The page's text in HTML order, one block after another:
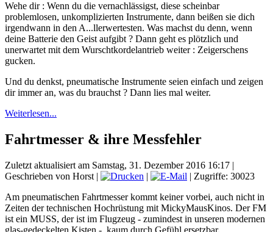
Wehe dir : Wenn du die vernachlässigst, diese scheinbar
problemlosen, unkomplizierten Instrumente, dann beißen sie dich
irgendwann in den A...llerwertesten. Was machst du denn, wenn
deine Batterie den Geist aufgibt ? Dann geht es plötzlich und
unerwartet mit dem Wurschtkordelantrieb weiter : Zeigerschens
gucken.
Und du denkst, pneumatische Instrumente seien einfach und zeigen
dir immer an, was du brauchst ? Dann lies mal weiter.
Weiterlesen...
Fahrtmesser & ihre Messfehler
Zuletzt aktualisiert am Samstag, 31. Dezember 2016 16:17 |
Geschrieben von Horst | |
| Zugriffe: 30023
Am pneumatischen Fahrtmesser kommt keiner vorbei, auch nicht in
Zeiten der technischen Hochrüstung mit MickyMausKinos. Der FM
ist ein MUSS, der ist im Flugzeug - zumindest in unseren modernen
glas-gedeckelten Kisten - kaum durch Gefühl ersetzbar.